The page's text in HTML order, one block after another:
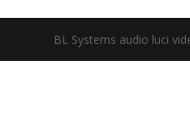
BL Systems audio luci